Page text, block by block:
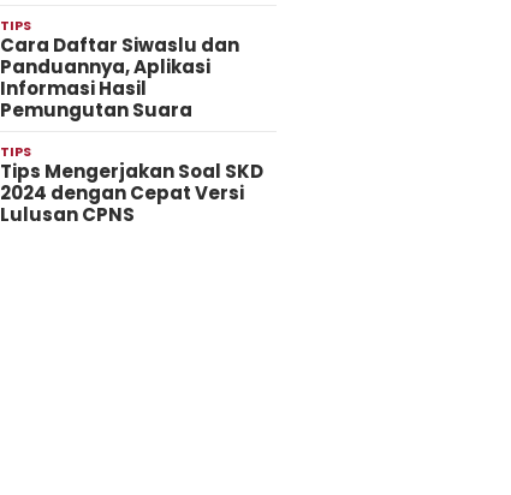
TIPS
Cara Daftar Siwaslu dan
Panduannya, Aplikasi
Informasi Hasil
Pemungutan Suara
TIPS
Tips Mengerjakan Soal SKD
2024 dengan Cepat Versi
Lulusan CPNS